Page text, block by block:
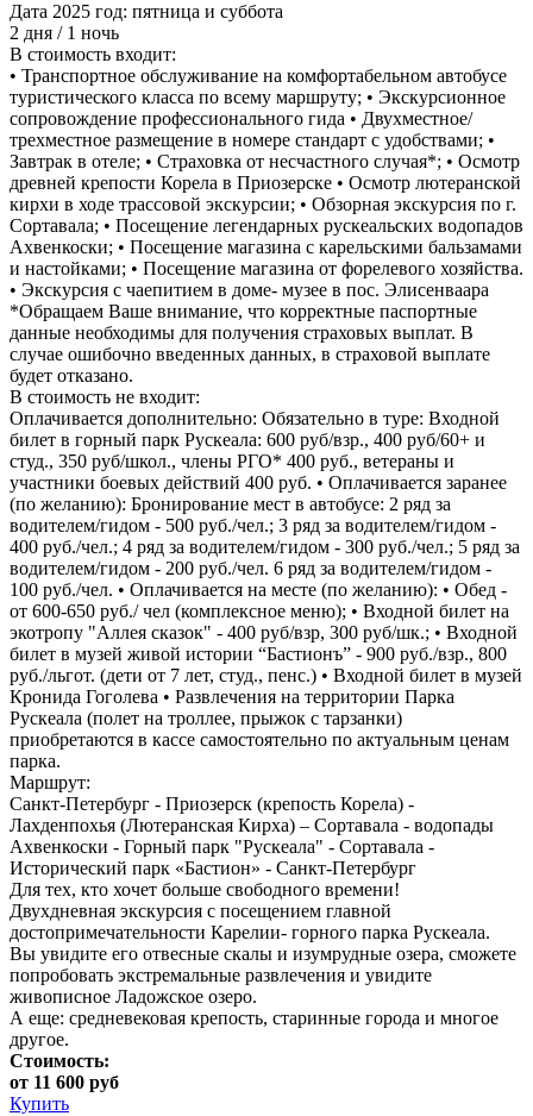
Дата 2025 год: пятница и суббота
2 дня / 1 ночь
В стоимость входит:
• Транспортное обслуживание на комфортабельном автобусе
туристического класса по всему маршруту; • Экскурсионное
сопровождение профессионального гида • Двухместное/
трехместное размещение в номере стандарт с удобствами; •
Завтрак в отеле; • Страховка от несчастного случая*; • Осмотр
древней крепости Корела в Приозерске • Осмотр лютеранской
кирхи в ходе трассовой экскурсии; • Обзорная экскурсия по г.
Сортавала; • Посещение легендарных рускеальских водопадов
Ахвенкоски; • Посещение магазина с карельскими бальзамами
и настойками; • Посещение магазина от форелевого хозяйства.
• Экскурсия с чаепитием в доме- музее в пос. Элисенваара
*Обращаем Ваше внимание, что корректные паспортные
данные необходимы для получения страховых выплат. В
случае ошибочно введенных данных, в страховой выплате
будет отказано.
В стоимость не входит:
Оплачивается дополнительно: Обязательно в туре: Входной
билет в горный парк Рускеала: 600 руб/взр., 400 руб/60+ и
студ., 350 руб/школ., члены РГО* 400 руб., ветераны и
участники боевых действий 400 руб. • Оплачивается заранее
(по желанию): Бронирование мест в автобусе: 2 ряд за
водителем/гидом - 500 руб./чел.; 3 ряд за водителем/гидом -
400 руб./чел.; 4 ряд за водителем/гидом - 300 руб./чел.; 5 ряд за
водителем/гидом - 200 руб./чел. 6 ряд за водителем/гидом -
100 руб./чел. • Оплачивается на месте (по желанию): • Обед -
от 600-650 руб./ чел (комплексное меню); • Входной билет на
экотропу "Аллея сказок" - 400 руб/взр, 300 руб/шк.; • Входной
билет в музей живой истории “Бастионъ” - 900 руб./взр., 800
руб./льгот. (дети от 7 лет, студ., пенс.) • Входной билет в музей
Кронида Гоголева • Развлечения на территории Парка
Рускеала (полет на троллее, прыжок с тарзанки)
приобретаются в кассе самостоятельно по актуальным ценам
парка.
Маршрут:
Санкт-Петербург - Приозерск (крепость Корела) -
Лахденпохья (Лютеранская Кирха) – Сортавала - водопады
Ахвенкоски - Горный парк "Рускеала" - Сортавала -
Исторический парк «Бастион» - Санкт-Петербург
Для тех, кто хочет больше свободного времени!
Двухдневная экскурсия с посещением главной
достопримечательности Карелии- горного парка Рускеала.
Вы увидите его отвесные скалы и изумрудные озера, сможете
попробовать экстремальные развлечения и увидите
живописное Ладожское озеро.
А еще: средневековая крепость, старинные города и многое
другое.
Стоимость:
от 11 600 руб
Купить